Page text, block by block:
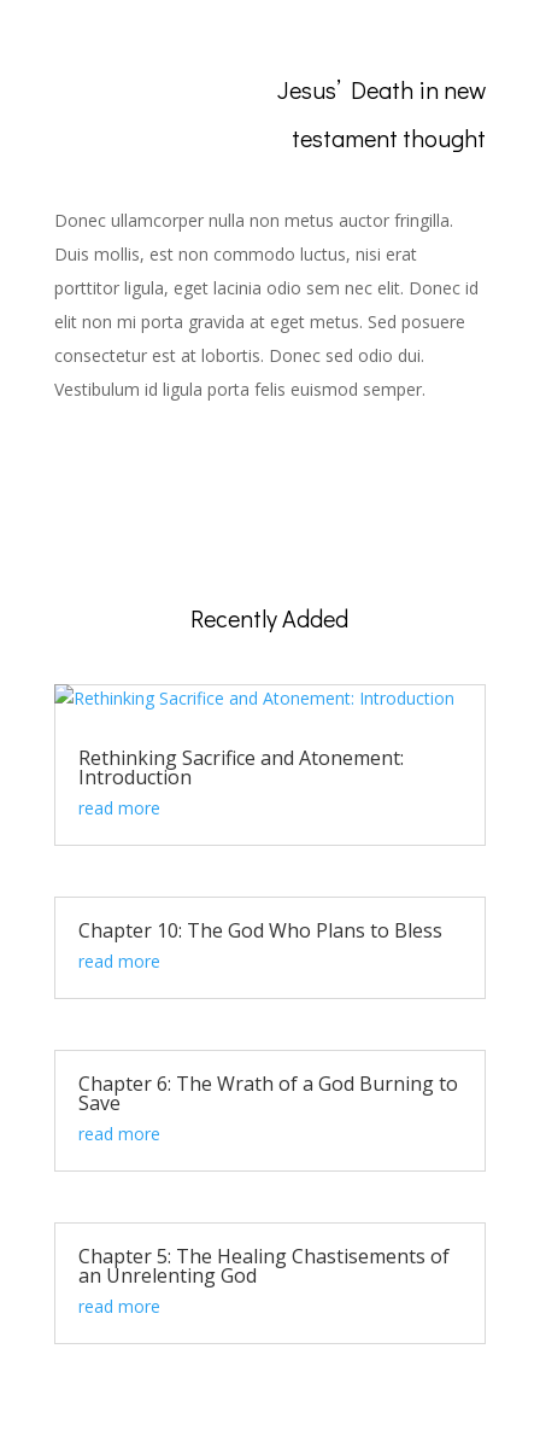
Jesus’ Death in new
testament thought
Donec ullamcorper nulla non metus auctor fringilla.
Duis mollis, est non commodo luctus, nisi erat
porttitor ligula, eget lacinia odio sem nec elit. Donec id
elit non mi porta gravida at eget metus. Sed posuere
consectetur est at lobortis. Donec sed odio dui.
Vestibulum id ligula porta felis euismod semper.
Recently Added
Rethinking Sacrifice and Atonement:
Introduction
read more
Chapter 10: The God Who Plans to Bless
read more
Chapter 6: The Wrath of a God Burning to
Save
read more
Chapter 5: The Healing Chastisements of
an Unrelenting God
read more